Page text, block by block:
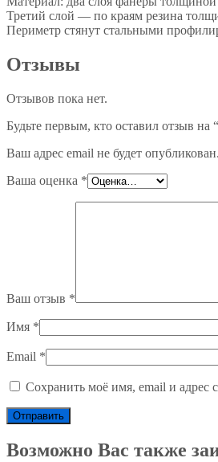
Третий слой — по краям резина
Периметр стянут стальными
Отзывы
Отзывов пока нет.
Будьте первым, кто оставил отзыв
Ваш адрес email не будет опубликован.
Ваша оценка *
Ваш отзыв *
Имя *
Email *
Сохранить моё имя, email и адрес
Возможно Вас также